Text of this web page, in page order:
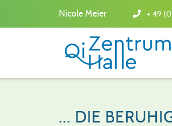
Nicole Meier + 49
... DIE